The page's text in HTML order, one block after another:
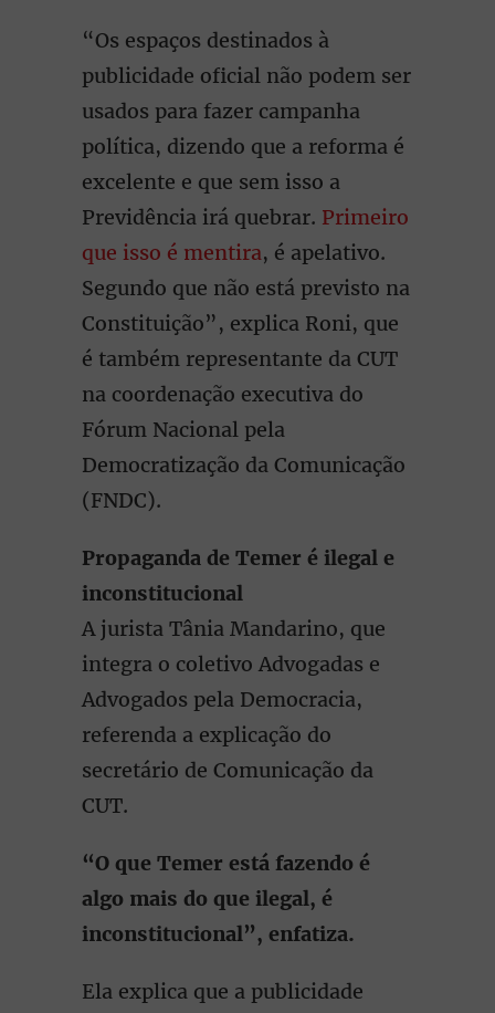
“Os espaços destinados à
publicidade oficial não podem ser
usados para fazer campanha
política, dizendo que a reforma é
excelente e que sem isso a
Previdência irá quebrar. Primeiro
que isso é mentira, é apelativo.
Segundo que não está previsto na
Constituição”, explica Roni, que
é também representante da CUT
na coordenação executiva do
Fórum Nacional pela
Democratização da Comunicação
(FNDC).
Propaganda de Temer é ilegal e
inconstitucional
A jurista Tânia Mandarino, que
integra o coletivo Advogadas e
Advogados pela Democracia,
referenda a explicação do
secretário de Comunicação da
CUT.
“O que Temer está fazendo é
algo mais do que ilegal, é
inconstitucional”, enfatiza.
Ela explica que a publicidade